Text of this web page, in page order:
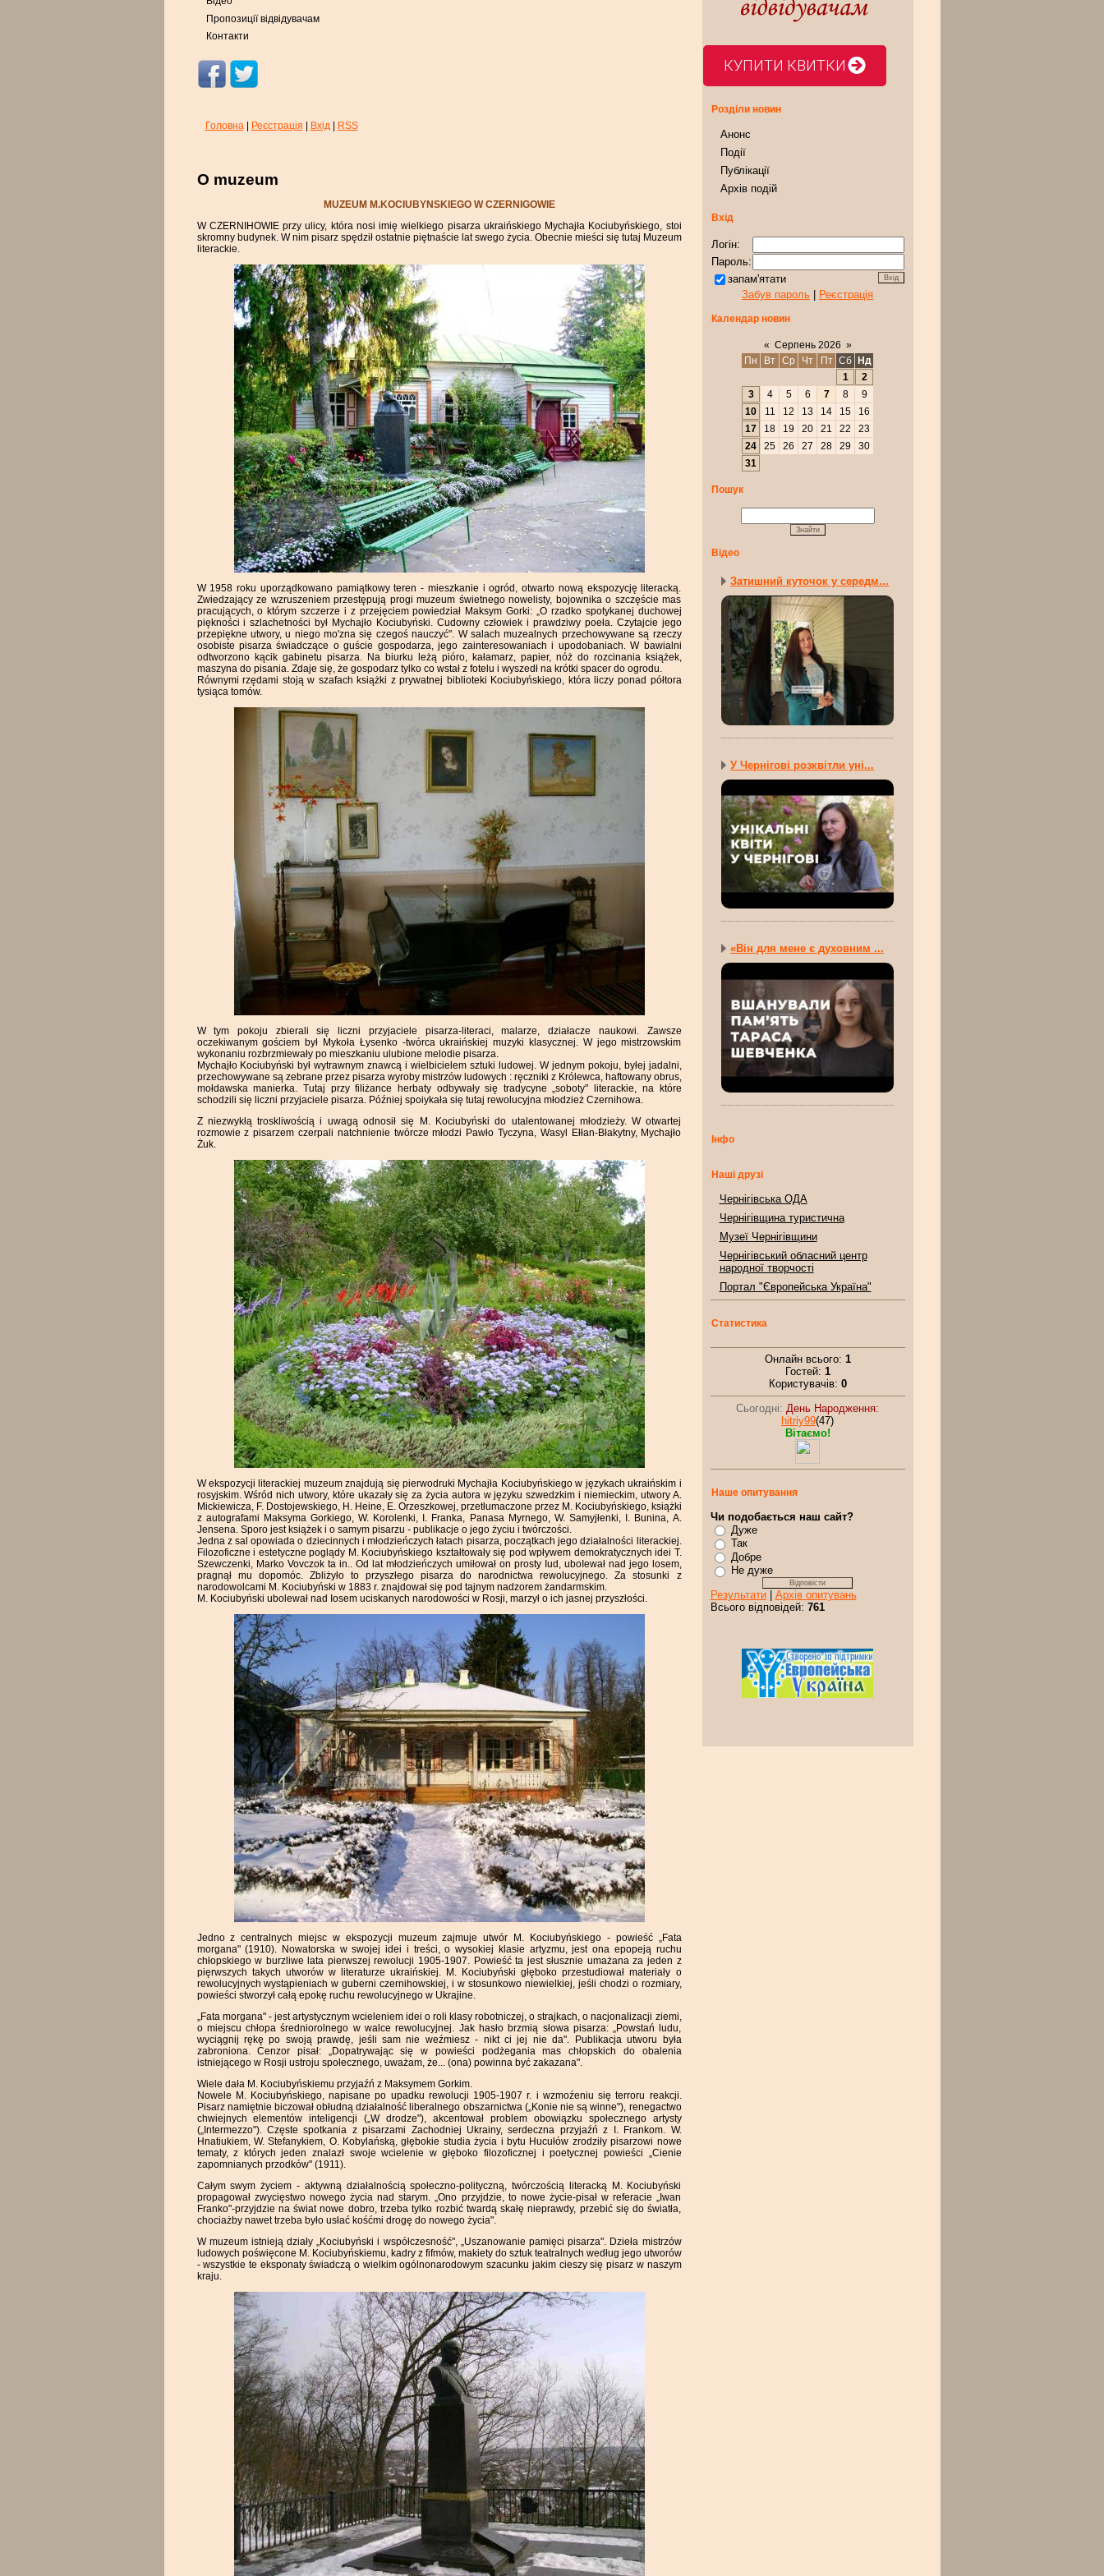
Пропозиції відвідувачам
Контакти
Головна| Реєстрація Вхід| RSS
O muzeum
MUZEUM M.KOCIUBYNSKIEGO W CZERNIGOWIE
W CZERNIHOWIE przy ulicy, która nosi imię wielkiego pisarza ukraińskiego Mychajła Kociubyńskiego, stoi
skromny budynek. W nim pisarz spędził ostatnie piętnaście lat swego życia. Obecnie mieści się tutaj Muzeum
literackie.
W 1958 roku uporządkowano pamiątkowy teren - mieszkanie i ogród, otwarto nową ekspozycję literacką.
Zwiedzający ze wzruszeniem przestępują progi muzeum świetnego nowelisty, bojownika o szczęście mas
pracujących, o którym szczerze i z przejęciem powiedział Maksym Gorki: „O rzadko spotykanej duchowej
piękności i szlachetności był Mychajło Kociubyński. Cudowny człowiek i prawdziwy poeła. Czytajcie jego
przepiękne utwory, u niego mo'zna się czegoś nauczyć". W salach muzealnych przechowywane są rzeczy
osobiste pisarza świadczące o guście gospodarza, jego zainteresowaniach i upodobaniach. W bawialni
odtworzono kącik gabinetu pisarza. Na biurku leżą pióro, kałamarz, papier, nóż do rozcinania książek,
maszyna do pisania. Zdaje się, że gospodarz tylko co wstał z fotelu i wyszedł na krótki spacer do ogrodu.
Równymi rzędami stoją w szafach książki z prywatnej biblioteki Kociubyńskiego, która liczy ponad półtora
tysiąca tomów.
W tym pokoju zbierali się liczni przyjaciele pisarza-literaci, malarze, działacze naukowi. Zawsze
oczekiwanym gościem był Mykoła Łysenko -twórca ukraińskiej muzyki klasycznej. W jego mistrzowskim
wykonaniu rozbrzmiewały po mieszkaniu ulubione melodie pisarza.
Mychajło Kociubyński był wytrawnym znawcą i wielbicielem sztuki ludowej. W jednym pokoju, byłej jadalni,
przechowywane są zebrane przez pisarza wyroby mistrzów ludowych : ręczniki z Królewca, haftowany obrus,
mołdawska manierka. Tutaj przy filiżance herbaty odbywały się tradycyne „soboty" literackie, na które
schodzili się liczni przyjaciele pisarza. Później spoiykała się tutaj rewolucyjna młodzież Czernihowa.
Z niezwykłą troskliwością i uwagą odnosił się M. Kociubyński do utalentowanej młodzieży. W otwartej
rozmowie z pisarzem czerpali natchnienie twórcze młodzi Pawło Tyczyna, Wasyl Ełłan-Błakytny, Mychajło
Żuk.
W ekspozycji literackiej muzeum znajdują się pierwodruki Mychajła Kociubyńskiego w językach ukraińskim i
rosyjskim. Wśród nich utwory, które ukazały się za życia autora w języku szwedzkim i niemieckim, utwory A.
Mickiewicza, F. Dostojewskiego, H. Heine, E. Orzeszkowej, przetłumaczone przez M. Kociubyńskiego, książki
z autografami Maksyma Gorkiego, W. Korolenki, I. Franka, Panasa Myrnego, W. Samyjłenki, I. Bunina, A.
Jensena. Sporo jest książek i o samym pisarzu - publikacje o jego życiu i twórczości.
Jedna z sal opowiada o dziecinnych i młodzieńczych łatach pisarza, początkach jego działalności literackiej.
Filozoficzne i estetyczne poglądy M. Kociubyńskiego kształtowały się pod wpływem demokratycznych idei T.
Szewczenki, Marko Vovczok ta in.. Od lat młodzieńczych umiłował on prosty Iud, uboIewał nad jego losem,
pragnął mu dopomóc. Zbliżyło to przyszłego pisarza do narodnictwa rewolucyjnego. Za stosunki z
narodowolcami M. Kociubyński w 1883 r. znajdował się pod tajnym nadzorem żandarmskim.
M. Kociubyński ubolewał nad Iosem uciskanych narodowości w Rosji, marzył o ich jasnej przyszłości.
Jedno z centralnych miejsc w ekspozycji muzeum zajmuje utwór M. Kociubyńskiego - powieść „Fata
morgana" (1910). Nowatorska w swojej idei i treści, o wysokiej klasie artyzmu, jest ona epopeją ruchu
chłopskiego w burzliwe lata pierwszej rewolucji 1905-1907. Powieść ta jest słusznie umażana za jeden z
pięrwszych takych utworów w literaturze ukraińskiej. M. Kociubyński głęboko przestudiował materiały o
rewolucyjnych wystąpieniach w guberni czernihowskiej, i w stosunkowo niewielkiej, jeśli chodzi o rozmiary,
powieści stworzył całą epokę ruchu rewolucyjnego w Ukrajine.
„Fata morgana" - jest artystycznym wcieleniem idei o roli klasy robotniczej, o strajkach, o nacjonalizacji ziemi,
o miejscu chłopa średniorolnego w walce rewolucyjnej. Jak hasło brzmią słowa pisarza: „Powstań ludu,
wyciągnij rękę po swoją prawdę, jeśli sam nie weźmiesz - nikt ci jej nie da". Publikacja utworu była
zabroniona. Cenzor pisał: „Dopatrywając się w powieści podżegania mas chłopskich do obalenia
istniejącego w Rosji ustroju społecznego, uważam, że... (ona) powinna być zakazana".
Wiele dała M. Kociubyńskiemu przyjaźń z Maksymem Gorkim.
Nowele M. Kociubyńskiego, napisane po upadku rewolucji 1905-1907 r. i wzmoźeniu się terroru reakcji.
Pisarz namiętnie biczował obłudną działalność liberalnego obszarnictwa („Konie nie są winne"), renegactwo
chwiejnych elementów inteligencji („W drodze"), akcentował problem obowiązku społecznego artysty
(„Intermezzo"). Częste spotkania z pisarzami Zachodniej Ukrainy, serdeczna przyjaźń z I. Frankom. W.
Hnatiukiem, W. Stefanykiem, O. Kobylańską, głębokie studia życia i bytu Hucułów zrodziły pisarzowi nowe
tematy, z których jeden znalazł swoje wcielenie w głęboko filozoficznej i poetycznej powieści „Cienie
zapomnianych przodków" (1911).
Całym swym życiem - aktywną działalnością społeczno-polityczną, twórczością literacką M. Kociubyński
propagował zwycięstwo nowego życia nad starym. „Ono przyjdzie, to nowe życie-pisał w referacie „Iwan
Franko"-przyjdzie na świat nowe dobro, trzeba tylko rozbić twardą skałę nieprawdy, przebić się do światła,
chociażby nawet trzeba było usłać kośćmi drogę do nowego życia".
W muzeum istnieją działy „Kociubyński i współczesność", „Uszanowanie pamięci pisarza". Dzieła mistrzów
ludowych poświęcone M. Kociubyńskiemu, kadry z fifmów, makiety do sztuk teatralnych według jego utworów
- wszystkie te eksponaty świadczą o wielkim ogólnonarodowym szacunku jakim cieszy się pisarz w naszym
kraju.
КУПИТИ КВИТКИ
Розділи новин
Анонс
Події
Публікації
Архів подій
Вхід
Логін:
Пароль:
запам'ятати
Забув пароль
Реєстрація
Календар новин
« Серпень 2026 »
Пн
Вт Ср Чт Пт Сб
Нд
1
2
3
4 5 6 7 8
9
10
11 12 13 14 15
16
17
18 19 20 21 22
23
24
25 26 27 28 29
30
31
Пошук
Відео
Затишний куточок у середм...
У Чернігові розквітли уні...
«Він для мене є духовним ...
Інфо
Наші друзі
Чернігівська ОДА
Чернігівщина туристична
Музеї Чернігівщини
Чернігівський обласний центр
народної творчості
Портал "Європейська Україна"
Статистика
Онлайн всього: 1
Гостей: 1
Користувачів: 0
Сьогодні: День Народження:
hitriy99(47)
Вітаємо!
Наше опитування
Чи подобається наш сайт?
Дуже
Так
Добре
Не дуже
Результати| Архів опитувань
Всього відповідей: 761